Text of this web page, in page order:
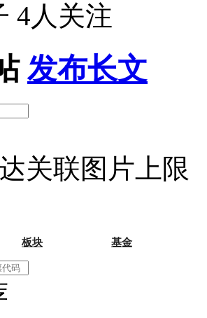
4人关注
发布长文
关联图片上限
板块 基金